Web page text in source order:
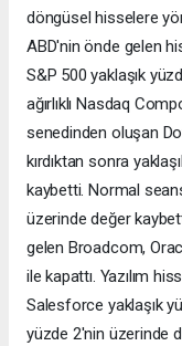
döngüsel hisselere
ABD'nin önde gelen
S&P 500 yaklaşık
ağırlıklı Nasdaq
senedinden oluşan
kırdıktan sonra
kaybetti. Normal
üzerinde değer
gelen Broadcom,
ile kapattı. Yazılım
Salesforce yaklaşık
yüzde 2'nin üzerinde